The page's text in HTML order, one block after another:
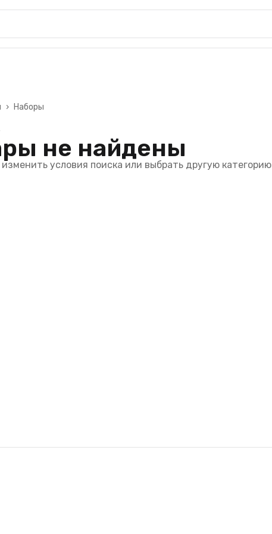
Наборы
›
не найдены
условия поиска или выбрать другую категорию